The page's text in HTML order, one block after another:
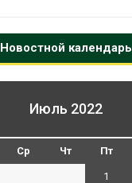
Новостной календарь
Июль 2022
Ср Чт Пт
1